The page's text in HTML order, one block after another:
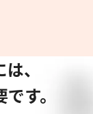
、
す。